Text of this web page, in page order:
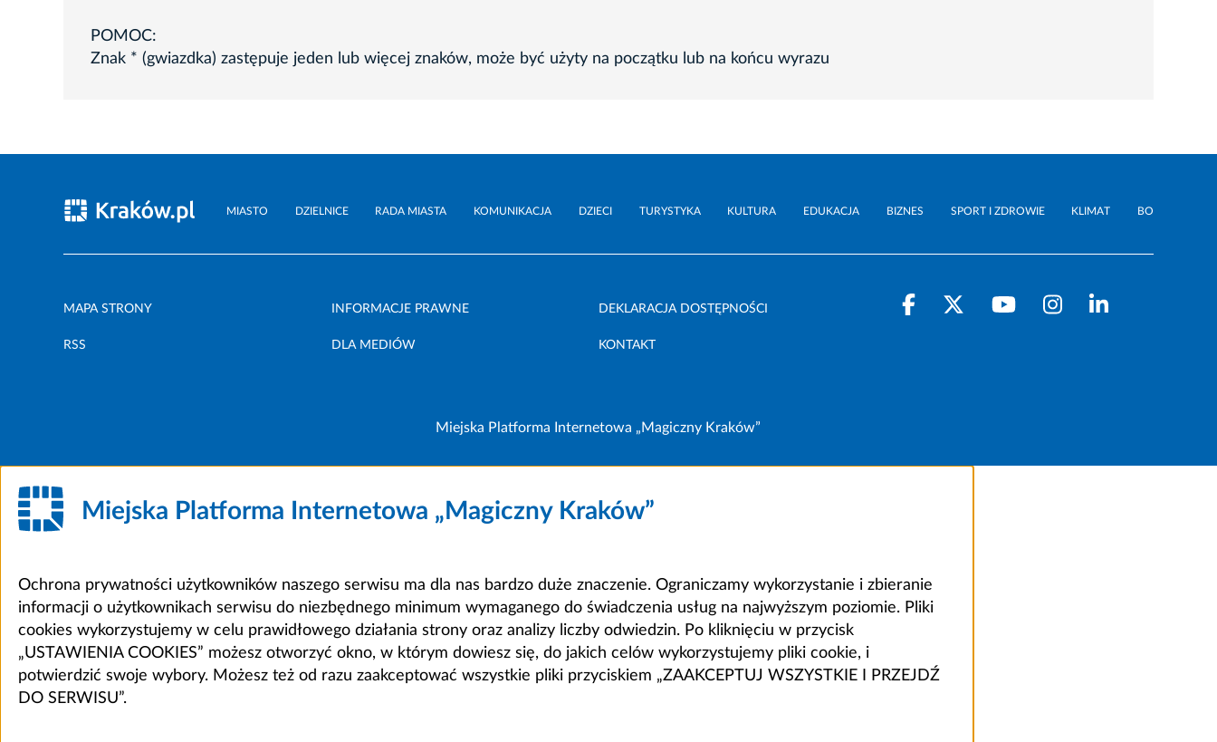
POMOC:
Znak * (gwiazdka) zastępuje jeden lub więcej znaków, może być użyty na początku lub na końcu wyrazu
MIASTO DZIELNICE RADA MIASTA KOMUNIKACJA DZIECI TURYSTYKA KULTURA EDUKACJA BIZNES SPORT I ZDROWIE KLIMAT BO
MAPA STRONY INFORMACJE PRAWNE DEKLARACJA DOSTĘPNOŚCI
RSS DLA MEDIÓW KONTAKT
Miejska Platforma Internetowa „Magiczny Kraków”
Miejska Platforma Internetowa „Magiczny Kraków”
Ochrona prywatności użytkowników naszego serwisu ma dla nas bardzo duże znaczenie. Ograniczamy wykorzystanie i zbieranie
informacji o użytkownikach serwisu do niezbędnego minimum wymaganego do świadczenia usług na najwyższym poziomie. Pliki
cookies wykorzystujemy w celu prawidłowego działania strony oraz analizy liczby odwiedzin. Po kliknięciu w przycisk
„USTAWIENIA COOKIES” możesz otworzyć okno, w którym dowiesz się, do jakich celów wykorzystujemy pliki cookie, i
potwierdzić swoje wybory. Możesz też od razu zaakceptować wszystkie pliki przyciskiem „ZAAKCEPTUJ WSZYSTKIE I PRZEJDŹ
DO SERWISU”.